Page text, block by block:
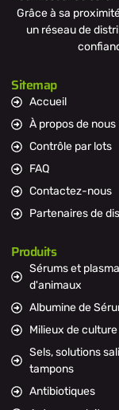
Grâce à sa
un réseau de
Sitemap
Accueil
À propos de nous
Contrôle par lots
FAQ
Contactez-nous
Partenaires de
Produits
Sérums et
d'animaux
Albumine de
Milieux de
Sels, solutions
tampons
Antibiotiques